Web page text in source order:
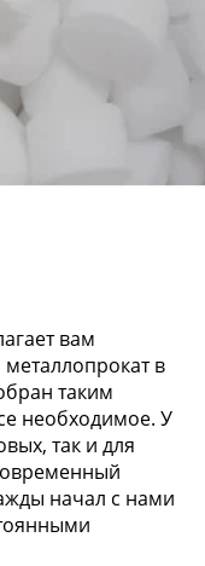
вам
в
таким
необходимое. У
так и для
начал с нами